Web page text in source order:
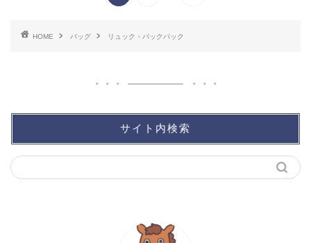
HOME バッグ リュック・バックパック
サイト内検索